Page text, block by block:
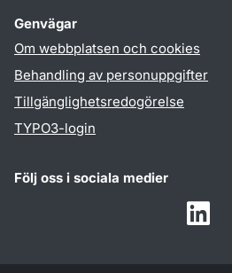
Genvägar
Om webbplatsen och cookies
Behandling av personuppgifter
Tillgänglighetsredogörelse
TYPO3-login
Följ oss i sociala medier
Humlab
LinkedIn